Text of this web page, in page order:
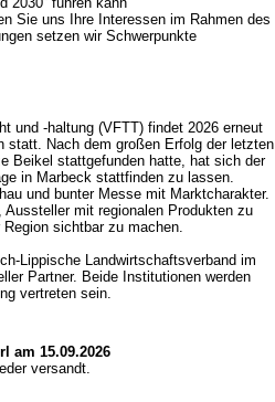
Sie uns Ihre Interessen im Rahmen des
setzen wir Schwerpunkte
und -haltung (VFTT) findet 2026 erneut
statt. Nach dem großen Erfolg der letzten
Beikel stattgefunden hatte, hat sich der
in Marbeck stattfinden zu lassen.
und bunter Messe mit Marktcharakter.
mit regionalen Produkten zu
sichtbar zu machen.
Lippische Landwirtschaftsverband im
Partner. Beide Institutionen werden
vertreten sein.
am 15.09.2026
versandt.